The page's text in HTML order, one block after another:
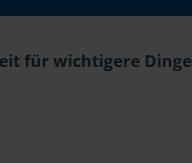
für wichtigere Dinge